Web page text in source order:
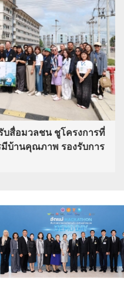
บสื่อมวลชน ชูโครงการที่
มีบ้านคุณภาพ รองรับการ